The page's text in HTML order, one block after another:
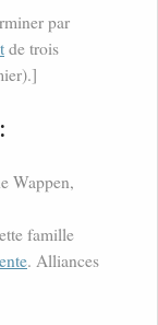
par
de trois
Wappen,
famille
. Alliances